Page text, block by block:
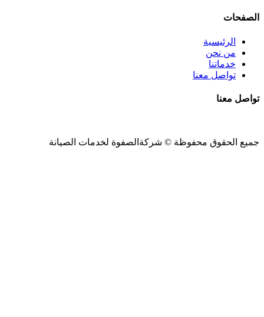
الصفحات
الرئيسية
من نحن
خدماتنا
تواصل معنا
تواصل معنا
جميع الحقوق محفوظة © شركةالصفوة لخدمات الصيانة